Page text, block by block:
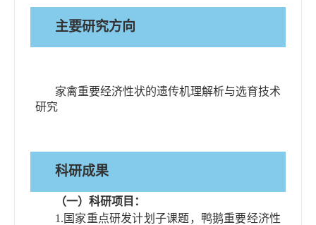
主要研究方向
家禽重要经济性状的遗传机理解析与选育技术
研究
科研成果
（一）科研项目：
1. 国家重点研发计划子课题，鸭鹅重要经济性